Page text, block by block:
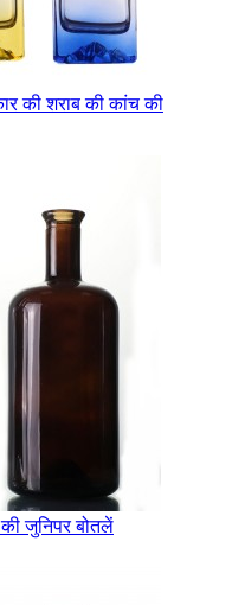
की शराब की कांच की
की जुनिपर बोतलें